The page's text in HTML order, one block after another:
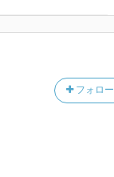
フォロー